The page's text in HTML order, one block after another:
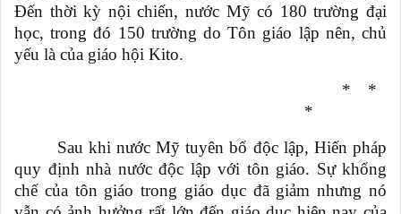
Đến thời kỳ nội chiến, nước Mỹ có 180 trường đại
học, trong đó 150 trường do Tôn giáo lập nên, chủ
yếu là của giáo hội Kito.
*
*
*
Sau khi nước Mỹ tuyên bố độc lập, Hiến pháp
quy định nhà nước độc lập với tôn giáo. Sự khống
chế của tôn giáo trong giáo dục đã giảm nhưng nó